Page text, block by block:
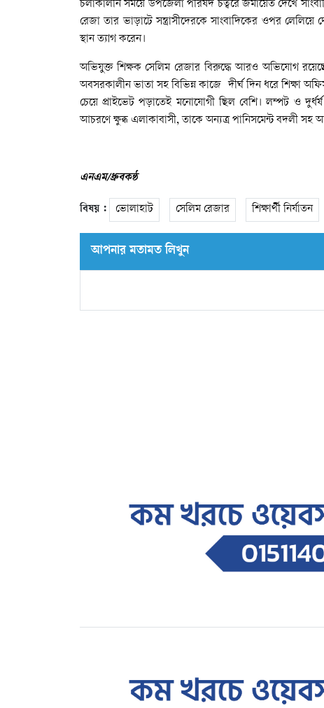
চলাকালীন সময়ে উপজেলা পরিষদ চত্বরে জমায়েত দেখে
রেজা তার ভাড়াটে সন্ত্রাসীদেরকে সাংবাদিকের ওপর
স্থান ত্যাগ করেন।
অভিযুক্ত শিক্ষক সেলিম রেজার বিরুদ্ধে আরও অভিযোগ রয়েছে
অবসরকালীন ভাতা সহ বিভিন্ন কাজে দীর্ঘ দিন ধরে শিক্ষা
চেয়ে প্রাইভেট পড়াতেই মনোযোগী ছিল বেশি। লম্পট ও
আচরণে ক্ষুব্ধ এলাকাবাসী, তাকে অন্যত্র পানিসমেন্ট বদলী সহ
এনএম/ধ্রুবকন্ঠ
বিষয় : ভোলাহাট সেলিম রেজার শিক্ষার্থী নির্যাতন
আপনার মতামত লিখুন